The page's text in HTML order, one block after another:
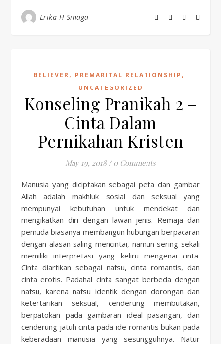
Erika H Sinaga
BELIEVER, PREMARITAL RELATIONSHIP ,
UNCATEGORIZED
Konseling Pranikah 2 –
Cinta Dalam
Pernikahan Kristen
May 19, 2018 / 0 Comments
Manusia yang diciptakan sebagai peta dan gambar
Allah adalah makhluk sosial dan seksual yang
mempunyai kebutuhan untuk mendekat dan
mengikatkan diri dengan lawan jenis. Remaja dan
pemuda biasanya membangun hubungan berpacaran
dengan alasan saling mencintai, namun sering sekali
memiliki interpretasi yang keliru mengenai cinta.
Cinta diartikan sebagai nafsu, cinta romantis, dan
cinta erotis. Padahal cinta sangat berbeda dengan
nafsu, karena nafsu identik dengan dorongan dan
ketertarikan seksual, cenderung membutakan,
berpatokan pada gambaran ideal pasangan, dan
cenderung jatuh cinta pada ide romantis bukan pada
keberadaan manusia yang sesungguhnya. Natur